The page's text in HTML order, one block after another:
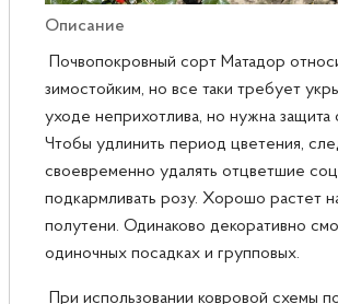
Описание
Почвопокровный сорт Матадор
зимостойким, но все таки требует
уходе неприхотлива, но нужна защита
Чтобы удлинить период цветения,
своевременно удалять отцветшие
подкармливать розу. Хорошо растет
полутени. Одинаково декоративно
одиночных посадках и групповых.
При использовании ковровой схемы